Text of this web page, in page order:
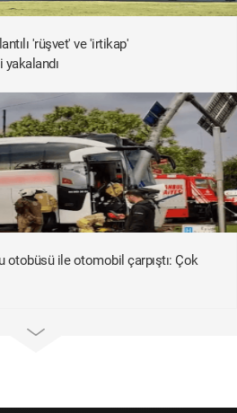
'rüşvet' ve 'irtikap'
otobüsü ile otomobil çarpıştı: Çok